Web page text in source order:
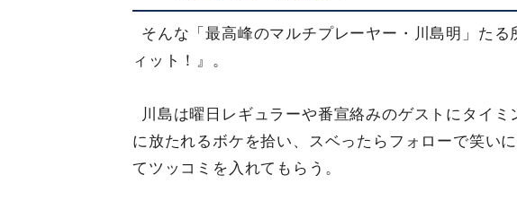
そんな「最高峰のマルチプレーヤー・川島明」た
ィット！』。
川島は曜日レギュラーや番宣絡みのゲストにタイ
に放たれるボケを拾い、スベったらフォローで笑い
てツッコミを入れてもらう。